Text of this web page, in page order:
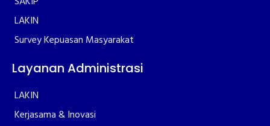
LAKIN
Survey Kepuasan Masyarakat
Layanan Administrasi
LAKIN
Kerjasama & Inovasi